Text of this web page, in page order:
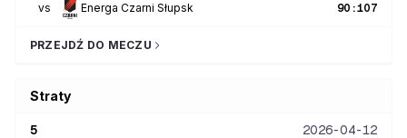
vs Energa Czarni Słupsk 90 :107
PRZEJDŹ DO MECZU
Straty
5 2026-04-12